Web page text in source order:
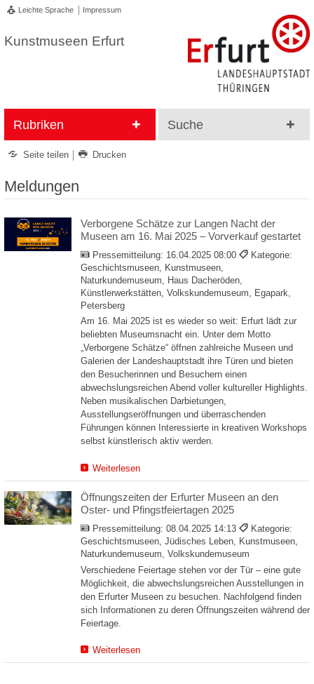
Leichte Sprache Impressum
Kunstmuseen Erfurt
Rubriken Suche
Seite teilen Drucken
Meldungen
Verborgene Schätze zur Langen Nacht der
Museen am 16. Mai 2025 – Vorverkauf gestartet
Pressemitteilung: 16.04.2025 08:00
Kategorie:
Geschichtsmuseen, Kunstmuseen,
Naturkundemuseum, Haus Dacheröden,
Künstlerwerkstätten, Volkskundemuseum, Egapark,
Petersberg
Am 16. Mai 2025 ist es wieder so weit: Erfurt lädt zur
beliebten Museumsnacht ein. Unter dem Motto
„Verborgene Schätze“ öffnen zahlreiche Museen und
Galerien der Landeshauptstadt ihre Türen und bieten
den Besucherinnen und Besuchern einen
abwechslungsreichen Abend voller kultureller Highlights.
Neben musikalischen Darbietungen,
Ausstellungseröffnungen und überraschenden
Führungen können Interessierte in kreativen Workshops
selbst künstlerisch aktiv werden.
Weiterlesen
Öffnungszeiten der Erfurter Museen an den
Oster- und Pfingstfeiertagen 2025
Pressemitteilung: 08.04.2025 14:13
Kategorie:
Geschichtsmuseen, Jüdisches Leben, Kunstmuseen,
Naturkundemuseum, Volkskundemuseum
Verschiedene Feiertage stehen vor der Tür – eine gute
Möglichkeit, die abwechslungsreichen Ausstellungen in
den Erfurter Museen zu besuchen. Nachfolgend finden
sich Informationen zu deren Öffnungszeiten während der
Feiertage.
Weiterlesen